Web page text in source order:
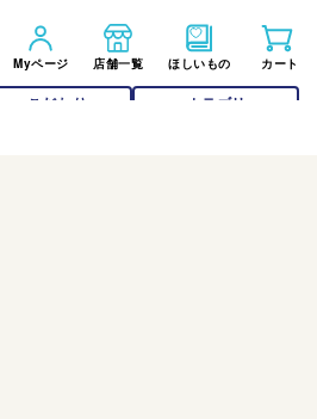
こだわり カテゴリー
Myページ 店舗一覧 ほしいもの カート